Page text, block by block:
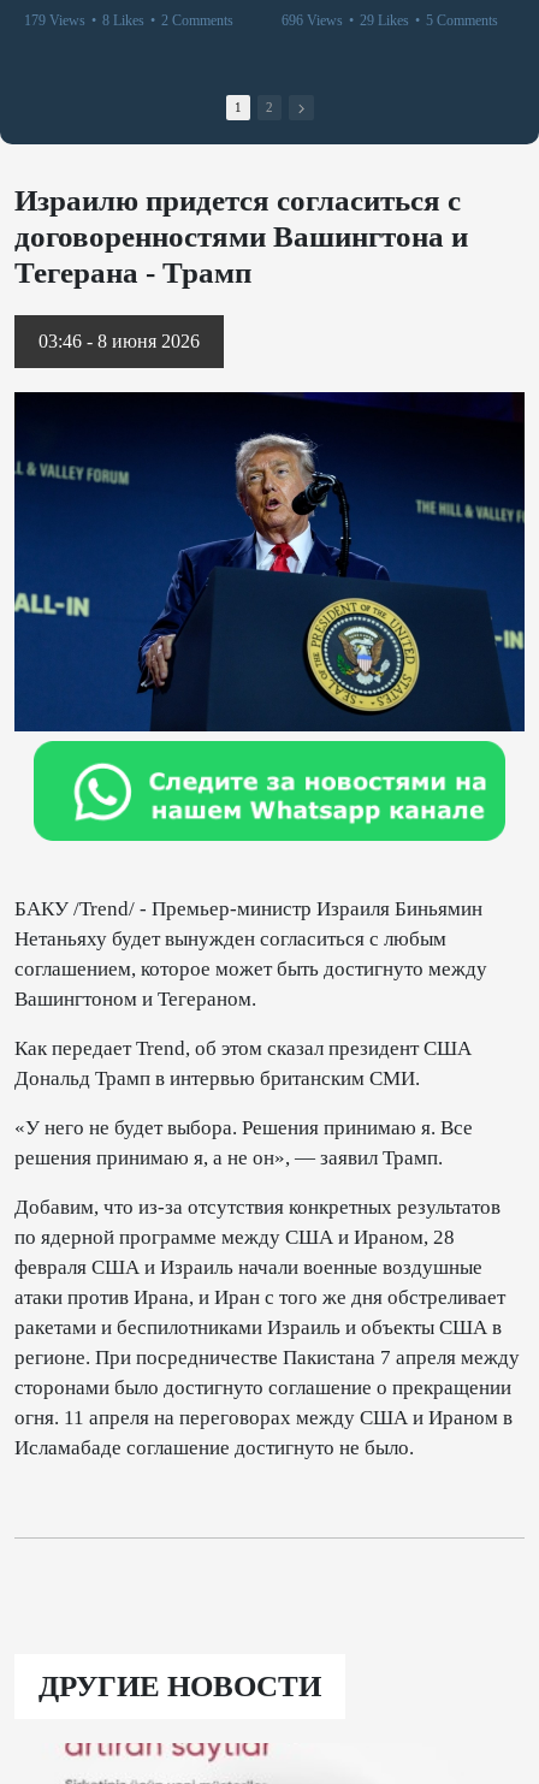
179 Views • 8 Likes • 2 Comments
696 Views • 29 Likes • 5 Comments
1 2
Израилю придется согласиться с
договоренностями Вашингтона и
Тегерана - Трамп
03:46 - 8 июня 2026
БАКУ /Trend/ - Премьер-министр Израиля Биньямин
Нетаньяху будет вынужден согласиться с любым
соглашением, которое может быть достигнуто между
Вашингтоном и Тегераном.
Как передает Trend, об этом сказал президент США
Дональд Трамп в интервью британским СМИ.
«У него не будет выбора. Решения принимаю я. Все
решения принимаю я, а не он», — заявил Трамп.
Добавим, что из-за отсутствия конкретных результатов
по ядерной программе между США и Ираном, 28
февраля США и Израиль начали военные воздушные
атаки против Ирана, и Иран с того же дня обстреливает
ракетами и беспилотниками Израиль и объекты США в
регионе. При посредничестве Пакистана 7 апреля между
сторонами было достигнуто соглашение о прекращении
огня. 11 апреля на переговорах между США и Ираном в
Исламабаде соглашение достигнуто не было.
ДРУГИЕ НОВОСТИ